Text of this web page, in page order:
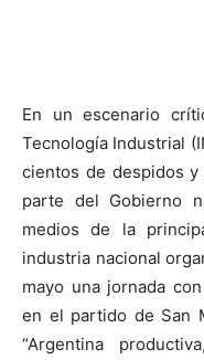
En un escenario
Tecnología Industrial
cientos de despidos
parte del Gobierno
medios de la
industria nacional
mayo una jornada
en el partido de San
“Argentina